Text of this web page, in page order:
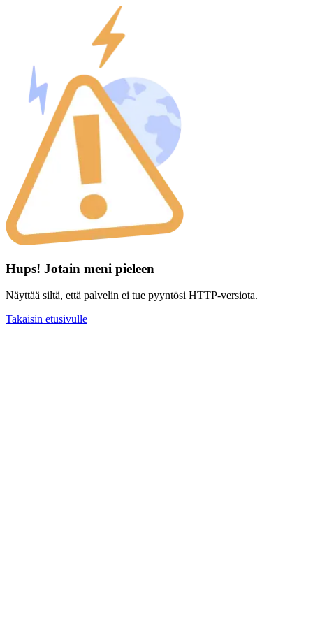
Hups! Jotain meni pieleen
Näyttää siltä, että palvelin ei tue pyyntösi HTTP-versiota.
Takaisin etusivulle